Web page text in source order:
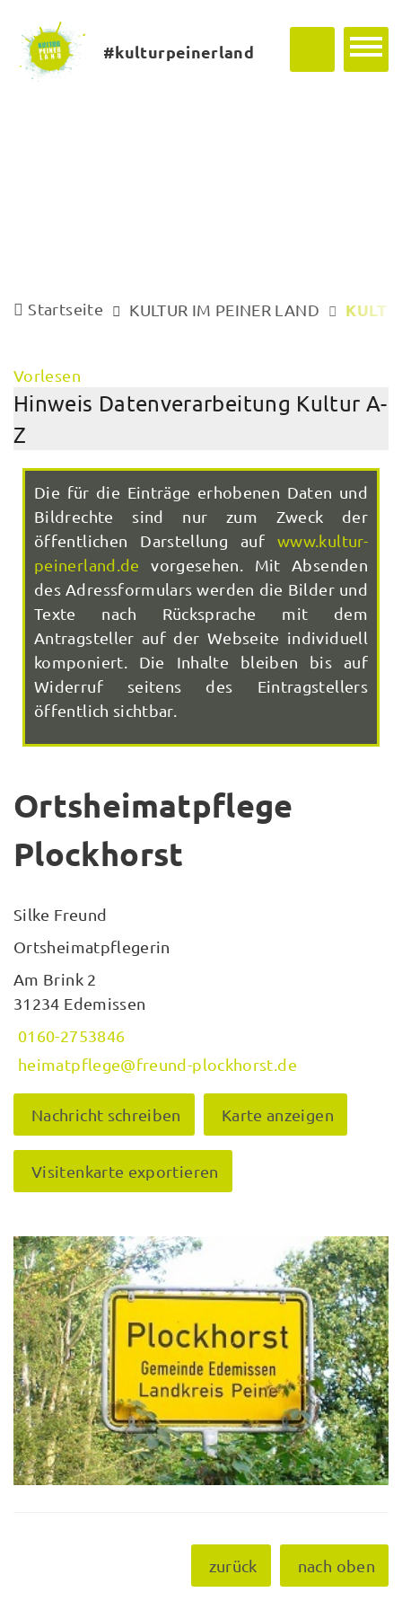
#kulturpeinerland
Startseite KULTUR IM PEINER LAND
Vorlesen
Hinweis Datenverarbeitung Kultur A-
Z
Die für die Einträge erhobenen Daten und
Bildrechte sind nur zum Zweck der
öffentlichen Darstellung aufwww.kultur-
peinerland.de vorgesehen. Mit Absenden
des Adressformulars werden die Bilder und
Texte nach Rücksprache mit dem
Antragsteller auf der Webseite individuell
komponiert. Die Inhalte bleiben bis auf
Widerruf seitens des Eintragstellers
öffentlich sichtbar.
Ortsheimatpflege
Plockhorst
Silke Freund
Ortsheimatpflegerin
Am Brink 2
31234 Edemissen
0160-2753846
heimatpflege@freund-plockhorst.de
Nachricht schreiben Karte anzeigen
Visitenkarte exportieren
zurück nach oben